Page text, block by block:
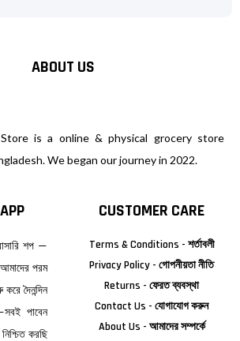
ABOUT US
is a online & physical grocery store
We began our journey in 2022.
শপ —
পরম
দৈনন্দিন
পাবেন
করছি
CUSTOMER CARE
Terms & Conditions - শর্তাবলী
Privacy Policy - গোপনীয়তা নীতি
Returns - ফেরত ব্যবস্থা
Contact Us - যোগাযোগ করুন
About Us - আমাদের সম্পর্কে